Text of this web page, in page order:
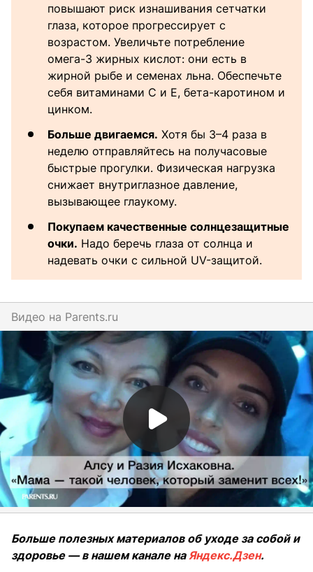
повышают риск изнашивания сетчатки
глаза, которое прогрессирует с
возрастом. Увеличьте потребление
омега-3 жирных кислот: они есть в
жирной рыбе и семенах льна. Обеспечьте
себя витаминами С и Е, бета-каротином и
цинком.
Больше двигаемся. Хотя бы 3–4 раза в
неделю отправляйтесь на получасовые
быстрые прогулки. Физическая нагрузка
снижает внутриглазное давление,
вызывающее глаукому.
Покупаем качественные солнцезащитные
очки. Надо беречь глаза от солнца и
надевать очки с сильной UV-защитой.
Видео на parents.ru
Больше полезных материалов об уходе за собой и
здоровье — в нашем канале на Яндекс.Дзен.